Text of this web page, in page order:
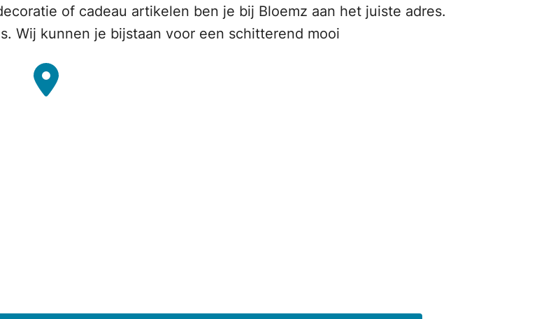
of cadeau artikelen ben je bij Bloemz aan het juiste adres.
Wij kunnen je bijstaan voor een schitterend mooi